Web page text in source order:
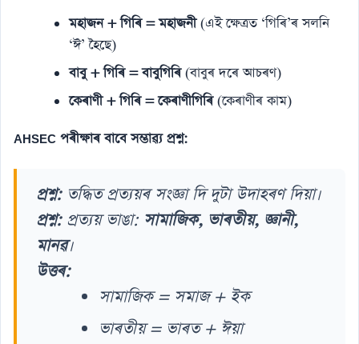
মহাজন + গিৰি = মহাজনী(এই ক্ষেত্ৰত ‘গিৰি’ৰ সলনি
‘ঈ’ হৈছে)
বাবু + গিৰি = বাবুগিৰি(বাবুৰ দৰে আচৰণ)
কেৰাণী + গিৰি = কেৰাণীগিৰি(কেৰাণীৰ কাম)
AHSEC পৰীক্ষাৰ বাবে সম্ভাৱ্য প্ৰশ্ন:
প্ৰশ্ন:তদ্ধিত প্ৰত্যয়ৰ সংজ্ঞা দি দুটা উদাহৰণ দিয়া।
প্ৰশ্ন:প্ৰত্যয় ভাঙা: সামাজিক, ভাৰতীয়, জ্ঞানী,
মানৱ।
উত্তৰ:
সামাজিক = সমাজ + ইক
ভাৰতীয় = ভাৰত + ঈয়া